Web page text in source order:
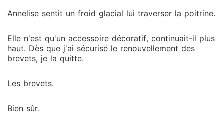
Annelise sentit un froid glacial lui traverser la poitrine.
Elle n'est qu'un accessoire décoratif, continuait-il plus
haut. Dès que j'ai sécurisé le renouvellement des
brevets, je la quitte.
Les brevets.
Bien sûr.